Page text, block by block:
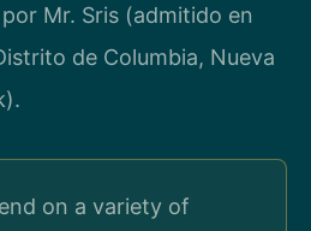
Mr. Sris (admitido en
de Columbia, Nueva
on a variety of